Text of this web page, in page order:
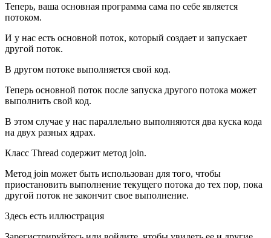
Теперь, ваша основная программа сама по себе является
потоком.
И у нас есть основной поток, который создает и запускает
другой поток.
В другом потоке выполняется свой код.
Теперь основной поток после запуска другого потока может
выполнить свой код.
В этом случае у нас параллельно выполняются два куска кода
на двух разных ядрах.
Класс Thread содержит метод join.
Метод join может быть использован для того, чтобы
приостановить выполнение текущего потока до тех пор, пока
другой поток не закончит свое выполнение.
Здесь есть иллюстрация